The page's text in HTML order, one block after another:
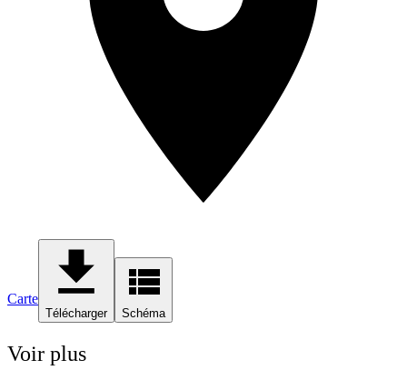
Carte
Télécharger Schéma
Voir plus